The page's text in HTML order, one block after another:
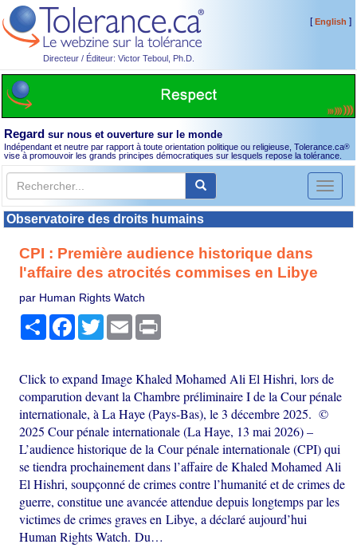
Directeur / Éditeur: Victor Teboul, Ph.D.
[English ]
Regard sur nous et ouverture sur le monde
Indépendant et neutre par rapport à toute orientation politique ou religieuse, Tolerance.ca®
vise à promouvoir les grands principes démocratiques sur lesquels repose la tolérance.
Toggle
Observatoire des droits humains
CPI : Première audience historique dans
l'affaire des atrocités commises en Libye
par Human Rights Watch
PartagerFacebook
TwitterEmail
Click to expand Image Khaled Mohamed Ali El Hishri, lors de
comparution devant la Chambre préliminaire I de la Cour pénale
internationale, à La Haye (Pays-Bas), le 3 décembre 2025. ©
2025 Cour pénale internationale (La Haye, 13 mai 2026) –
L’audience historique de la Cour pénale internationale (CPI) qui
se tiendra prochainement dans l’affaire de Khaled Mohamed Ali
El Hishri, soupçonné de crimes contre l’humanité et de crimes de
guerre, constitue une avancée attendue depuis longtemps par les
victimes de crimes graves en Libye, a déclaré aujourd’hui
Human Rights Watch. Du…